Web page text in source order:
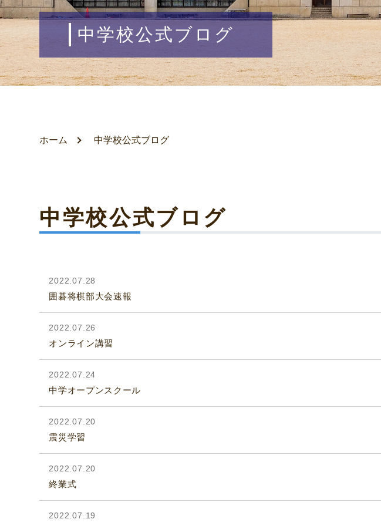
中学校公式ブログ
ホーム 中学校公式ブログ
中学校公式ブログ
2022.07.28
囲碁将棋部大会速報
2022.07.26
オンライン講習
2022.07.24
中学オープンスクール
2022.07.20
震災学習
2022.07.20
終業式
2022.07.19